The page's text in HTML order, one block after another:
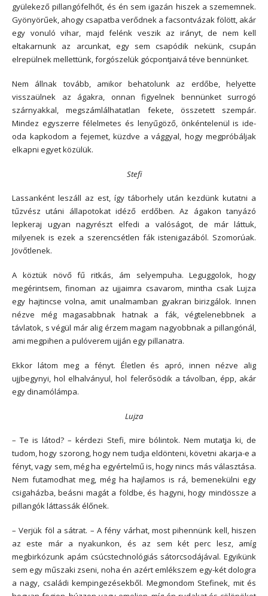
gyülekező pillangófelhőt, és én sem igazán hiszek a szememnek.
Gyönyörűek, ahogy csapatba verődnek a facsontvázak fölött, akár
egy vonuló vihar, majd felénk veszik az irányt, de nem kell
eltakarnunk az arcunkat, egy sem csapódik nekünk, csupán
elrepülnek mellettünk, forgószelük gócpontjaivá téve bennünket.
Nem állnak tovább, amikor behatolunk az erdőbe, helyette
visszaülnek az ágakra, onnan figyelnek bennünket surrogó
szárnyakkal, megszámlálhatatlan fekete, összetett szempár.
Mindez egyszerre félelmetes és lenyűgöző, önkéntelenül is ide-
oda kapkodom a fejemet, küzdve a vággyal, hogy megpróbáljak
elkapni egyet közülük.
Stefi
Lassanként leszáll az est, így táborhely után kezdünk kutatni a
tűzvész utáni állapotokat idéző erdőben. Az ágakon tanyázó
lepkeraj ugyan nagyrészt elfedi a valóságot, de már láttuk,
milyenek is ezek a szerencsétlen fák istenigazából. Szomorúak.
Jövőtlenek.
A köztük növő fű ritkás, ám selyempuha. Leguggolok, hogy
megérintsem, finoman az ujjaimra csavarom, mintha csak Lujza
egy hajtincse volna, amit unalmamban gyakran birizgálok. Innen
nézve még magasabbnak hatnak a fák, végtelenebbnek a
távlatok, s végül már alig érzem magam nagyobbnak a pillangónál,
ami megpihen a pulóverem ujján egy pillanatra.
Ekkor látom meg a fényt. Életlen és apró, innen nézve alig
ujjbegynyi, hol elhalványul, hol felerősödik a távolban, épp, akár
egy dinamólámpa.
Lujza
– Te is látod? – kérdezi Stefi, mire bólintok. Nem mutatja ki, de
tudom, hogy szorong, hogy nem tudja eldönteni, követni akarja-e a
fényt, vagy sem, még ha egyértelmű is, hogy nincs más választása.
Nem futamodhat meg, még ha hajlamos is rá, bemenekülni egy
csigaházba, beásni magát a földbe, és hagyni, hogy mindössze a
pillangók láttassák élőnek.
– Verjük föl a sátrat. – A fény várhat, most pihennünk kell, hiszen
az este már a nyakunkon, és az sem két perc lesz, amíg
megbirkózunk apám csúcstechnológiás sátorcsodájával. Egyikünk
sem egy műszaki zseni, noha én azért emlékszem egy-két dologra
a nagy, családi kempingezésekből. Megmondom Stefinek, mit és